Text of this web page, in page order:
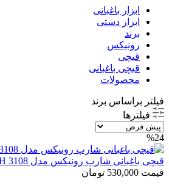
ابزار باغبانی
ابزار دستی
برند
رونیکس
قیچی
قیچی باغبانی
محصولات
فیلتر براساس برند
فیلترها
%24
قیچی باغبانی شارپ رونیکس مدل RH 3108
قیمت 530,000 تومان